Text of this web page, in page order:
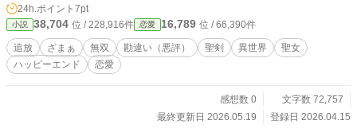
たのは、隣国の清廉な姫フィリアだった。 「あなたの傷つい
た手こそ、本物の騎士の証です」 泥まみれの彼を「美しい」
と涙し、その場でプロポーズする姫。 一方、唯一の守護神を
失った祖国には、かつてない災厄が降り注ごうとしていた。
これは、一人の誠実な英雄が、自分の居場所を探して旅立つ
（数百年後の）世界の話になります。】 （完結後の話を四話
24h.ポイント 7pt
小説 38,704 位 / 228,916件 恋愛 16,789 位 / 66,390件
追放 ざまぁ 無双 勘違い（悪評） 聖剣 異世界
聖女
ハッピーエンド
恋愛
感想数 0
文字数 72,757
最終更新日 2026.05.19
登録日 2026.04.15